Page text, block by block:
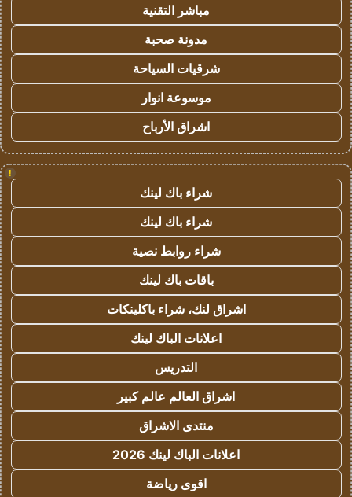
مباشر التقنية
مدونة صحبة
شرقيات السياحة
موسوعة انوار
اشراق الأرباح
!
شراء باك لينك
شراء باك لينك
شراء روابط نصية
باقات باك لينك
اشراق لنك، شراء باكلينكات
اعلانات الباك لينك
التدريس
اشراق العالم عالم كبير
منتدى الاشراق
اعلانات الباك لينك 2026
اقوى رياضة